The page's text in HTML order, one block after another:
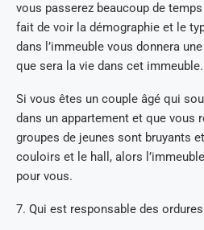
vous passerez beaucoup de
fait de voir la démographie et le
dans l’immeuble vous donnera
que sera la vie dans cet immeuble.
Si vous êtes un couple âgé qui
dans un appartement et que vous
groupes de jeunes sont bruyants
couloirs et le hall, alors
pour vous.
7. Qui est responsable des